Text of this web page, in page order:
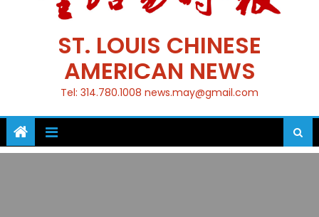
ST. LOUIS CHINESE
AMERICAN NEWS
Tel: 314.780.1008 news.may@gmail.com